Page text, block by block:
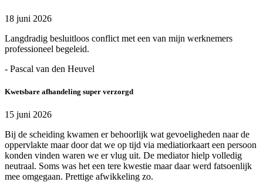
18 juni 2026
Langdradig besluitloos conflict met een van mijn werknemers
professioneel begeleid.
- Pascal van den Heuvel
Kwetsbare afhandeling super verzorgd
15 juni 2026
Bij de scheiding kwamen er behoorlijk wat gevoeligheden naar de
oppervlakte maar door dat we op tijd via mediatiorkaart een persoon
konden vinden waren we er vlug uit. De mediator hielp volledig
neutraal. Soms was het een tere kwestie maar daar werd fatsoenlijk
mee omgegaan. Prettige afwikkeling zo.